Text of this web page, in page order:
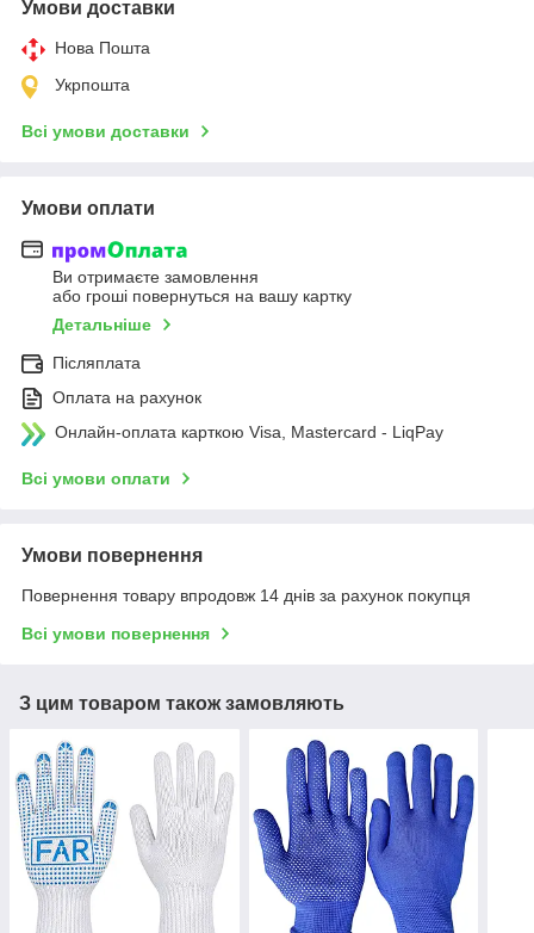
Умови доставки
Нова Пошта
Укрпошта
Всі умови доставки
Умови оплати
Ви отримаєте замовлення
або гроші повернуться на вашу картку
Детальніше
Післяплата
Оплата на рахунок
Онлайн-оплата карткою Visa, Mastercard - LiqPay
Всі умови оплати
Умови повернення
Повернення товару впродовж 14 днів за рахунок покупця
Всі умови повернення
З цим товаром також замовляють